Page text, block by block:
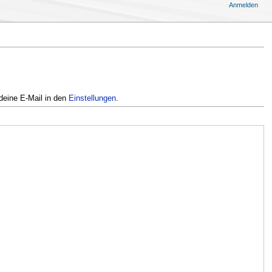
E-Mail in den Einstellungen.
Anmelden